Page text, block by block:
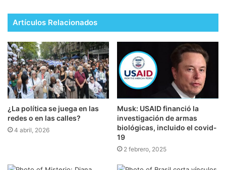
Artículos Relacionados
¿La política se juega en las
redes o en las calles?
4 abril, 2026
Musk: USAID financió la
investigación de armas
biológicas, incluido el covid-
19
2 febrero, 2025